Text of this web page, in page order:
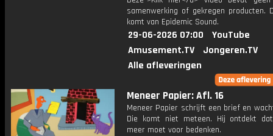
samenwerking of gekregen producten.
komt van Epidemic Sound.
29-06-2026 07:00
YouTube
Amusement.TV
Jongeren.TV
Alle afleveringen
Meneer Papier: Afl. 16
Meneer Papier schrijft een brief en
Die komt niet meteen. Hij ontdekt
meer moet voor bedenken.